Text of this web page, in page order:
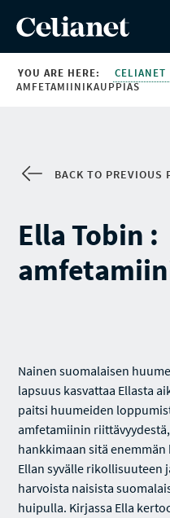
YOU ARE HERE: CELIANET
AMFETAMIINIKAUPPIAS
BACK TO PREVIOUS
Ella Tobin :
Nainen suomalaisen
lapsuus kasvattaa Ellasta
paitsi huumeiden
amfetamiinin
hankkimaan sitä
Ellan syvälle rikollisuuteen
harvoista naisista
huipulla. Kirjassa Ella